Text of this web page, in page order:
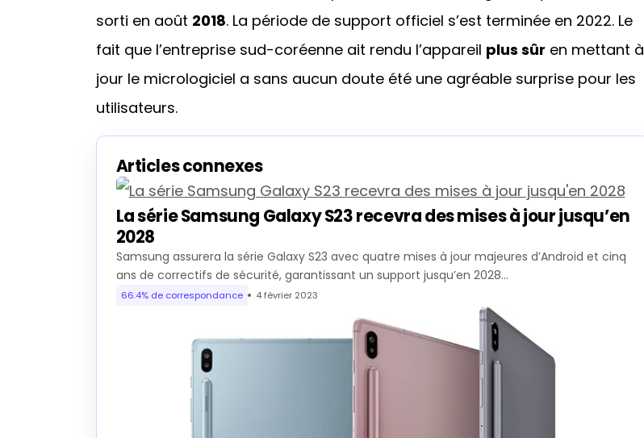
sorti en août 2018. La période de support officiel s’est terminée en 2022. Le
fait que l’entreprise sud-coréenne ait rendu l’appareil plus sûr en mettant à
jour le micrologiciel a sans aucun doute été une agréable surprise pour les
utilisateurs.
Articles connexes
La série Samsung Galaxy S23 recevra des mises à jour jusqu’en
2028
Samsung assurera la série Galaxy S23 avec quatre mises à jour majeures d’Android et cinq
ans de correctifs de sécurité, garantissant un support jusqu’en 2028…
66.4% de correspondance 4 février 2023